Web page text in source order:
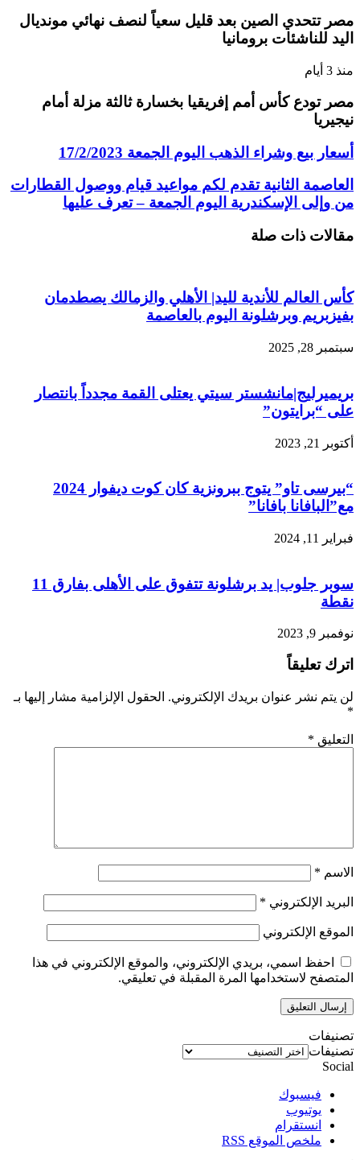
مصر تتحدي الصين بعد قليل سعياً لنصف نهائي مونديال
اليد للناشئات برومانيا
منذ 3 أيام
مصر تودع كأس أمم إفريقيا بخسارة ثالثة مزلة أمام
نيجيريا
أسعار بيع وشراء الذهب اليوم الجمعة 17/2/2023
العاصمة الثانية تقدم لكم مواعيد قيام ووصول القطارات
من وإلى الإسكندرية اليوم الجمعة – تعرف عليها
مقالات ذات صلة
كأس العالم للأندية لليد| الأهلي والزمالك يصطدمان
بفيزبريم وبرشلونة اليوم بالعاصمة
سبتمبر 28, 2025
بريميرليج|مانشستر سيتي يعتلى القمة مجدداً بانتصار
على “برايتون”
أكتوبر 21, 2023
“بيرسى تاو” يتوج ببرونزية كان كوت ديفوار 2024
مع”البافانا بافانا”
فبراير 11, 2024
سوبر جلوب| يد برشلونة تتفوق على الأهلى بفارق 11
نقطة
نوفمبر 9, 2023
اترك تعليقاً
لن يتم نشر عنوان بريدك الإلكتروني. الحقول الإلزامية مشار إليها بـ
*
التعليق *
الاسم *
البريد الإلكتروني *
الموقع الإلكتروني
احفظ اسمي، بريدي الإلكتروني، والموقع الإلكتروني في هذا
المتصفح لاستخدامها المرة المقبلة في تعليقي.
تصنيفات
تصنيفات
Social
فيسبوك
يوتيوب
انستقرام
ملخص الموقع RSS